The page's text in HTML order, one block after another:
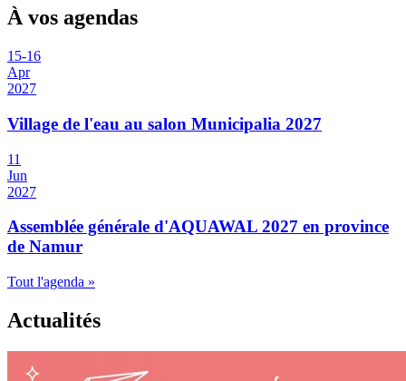
À vos agendas
15-16
Apr
2027
Village de l'eau au salon Municipalia 2027
11
Jun
2027
Assemblée générale d'AQUAWAL 2027 en province
de Namur
Tout l'agenda »
Actualités